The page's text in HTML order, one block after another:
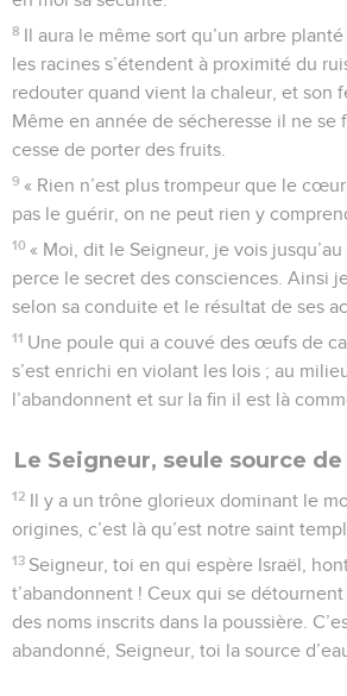
8 Il aura le même sort qu’un arbre
les racines s’étendent à proximité du
redouter quand vient la chaleur, et son
Même en année de sécheresse il ne se
cesse de porter des fruits.
9 « Rien n’est plus trompeur que le
pas le guérir, on ne peut rien y
10 « Moi, dit le Seigneur, je vois
perce le secret des consciences. Ainsi
selon sa conduite et le résultat de ses
11 Une poule qui a couvé des œufs de
s’est enrichi en violant les lois ; au
l’abandonnent et sur la fin il est là
Le Seigneur, seule source
12 Il y a un trône glorieux dominant le
origines, c’est là qu’est notre saint
13 Seigneur, toi en qui espère Israël,
t’abandonnent ! Ceux qui se
des noms inscrits dans la poussière.
abandonné, Seigneur, toi la source